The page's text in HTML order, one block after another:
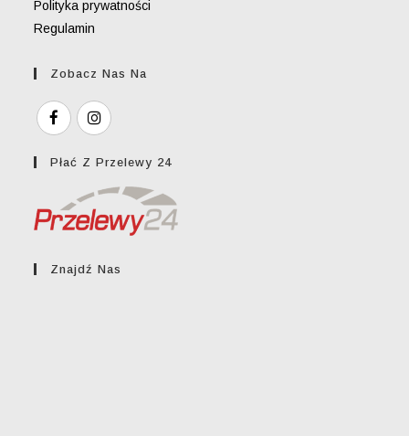
Polityka prywatności
Regulamin
Zobacz Nas Na
Płać Z Przelewy 24
Znajdź Nas